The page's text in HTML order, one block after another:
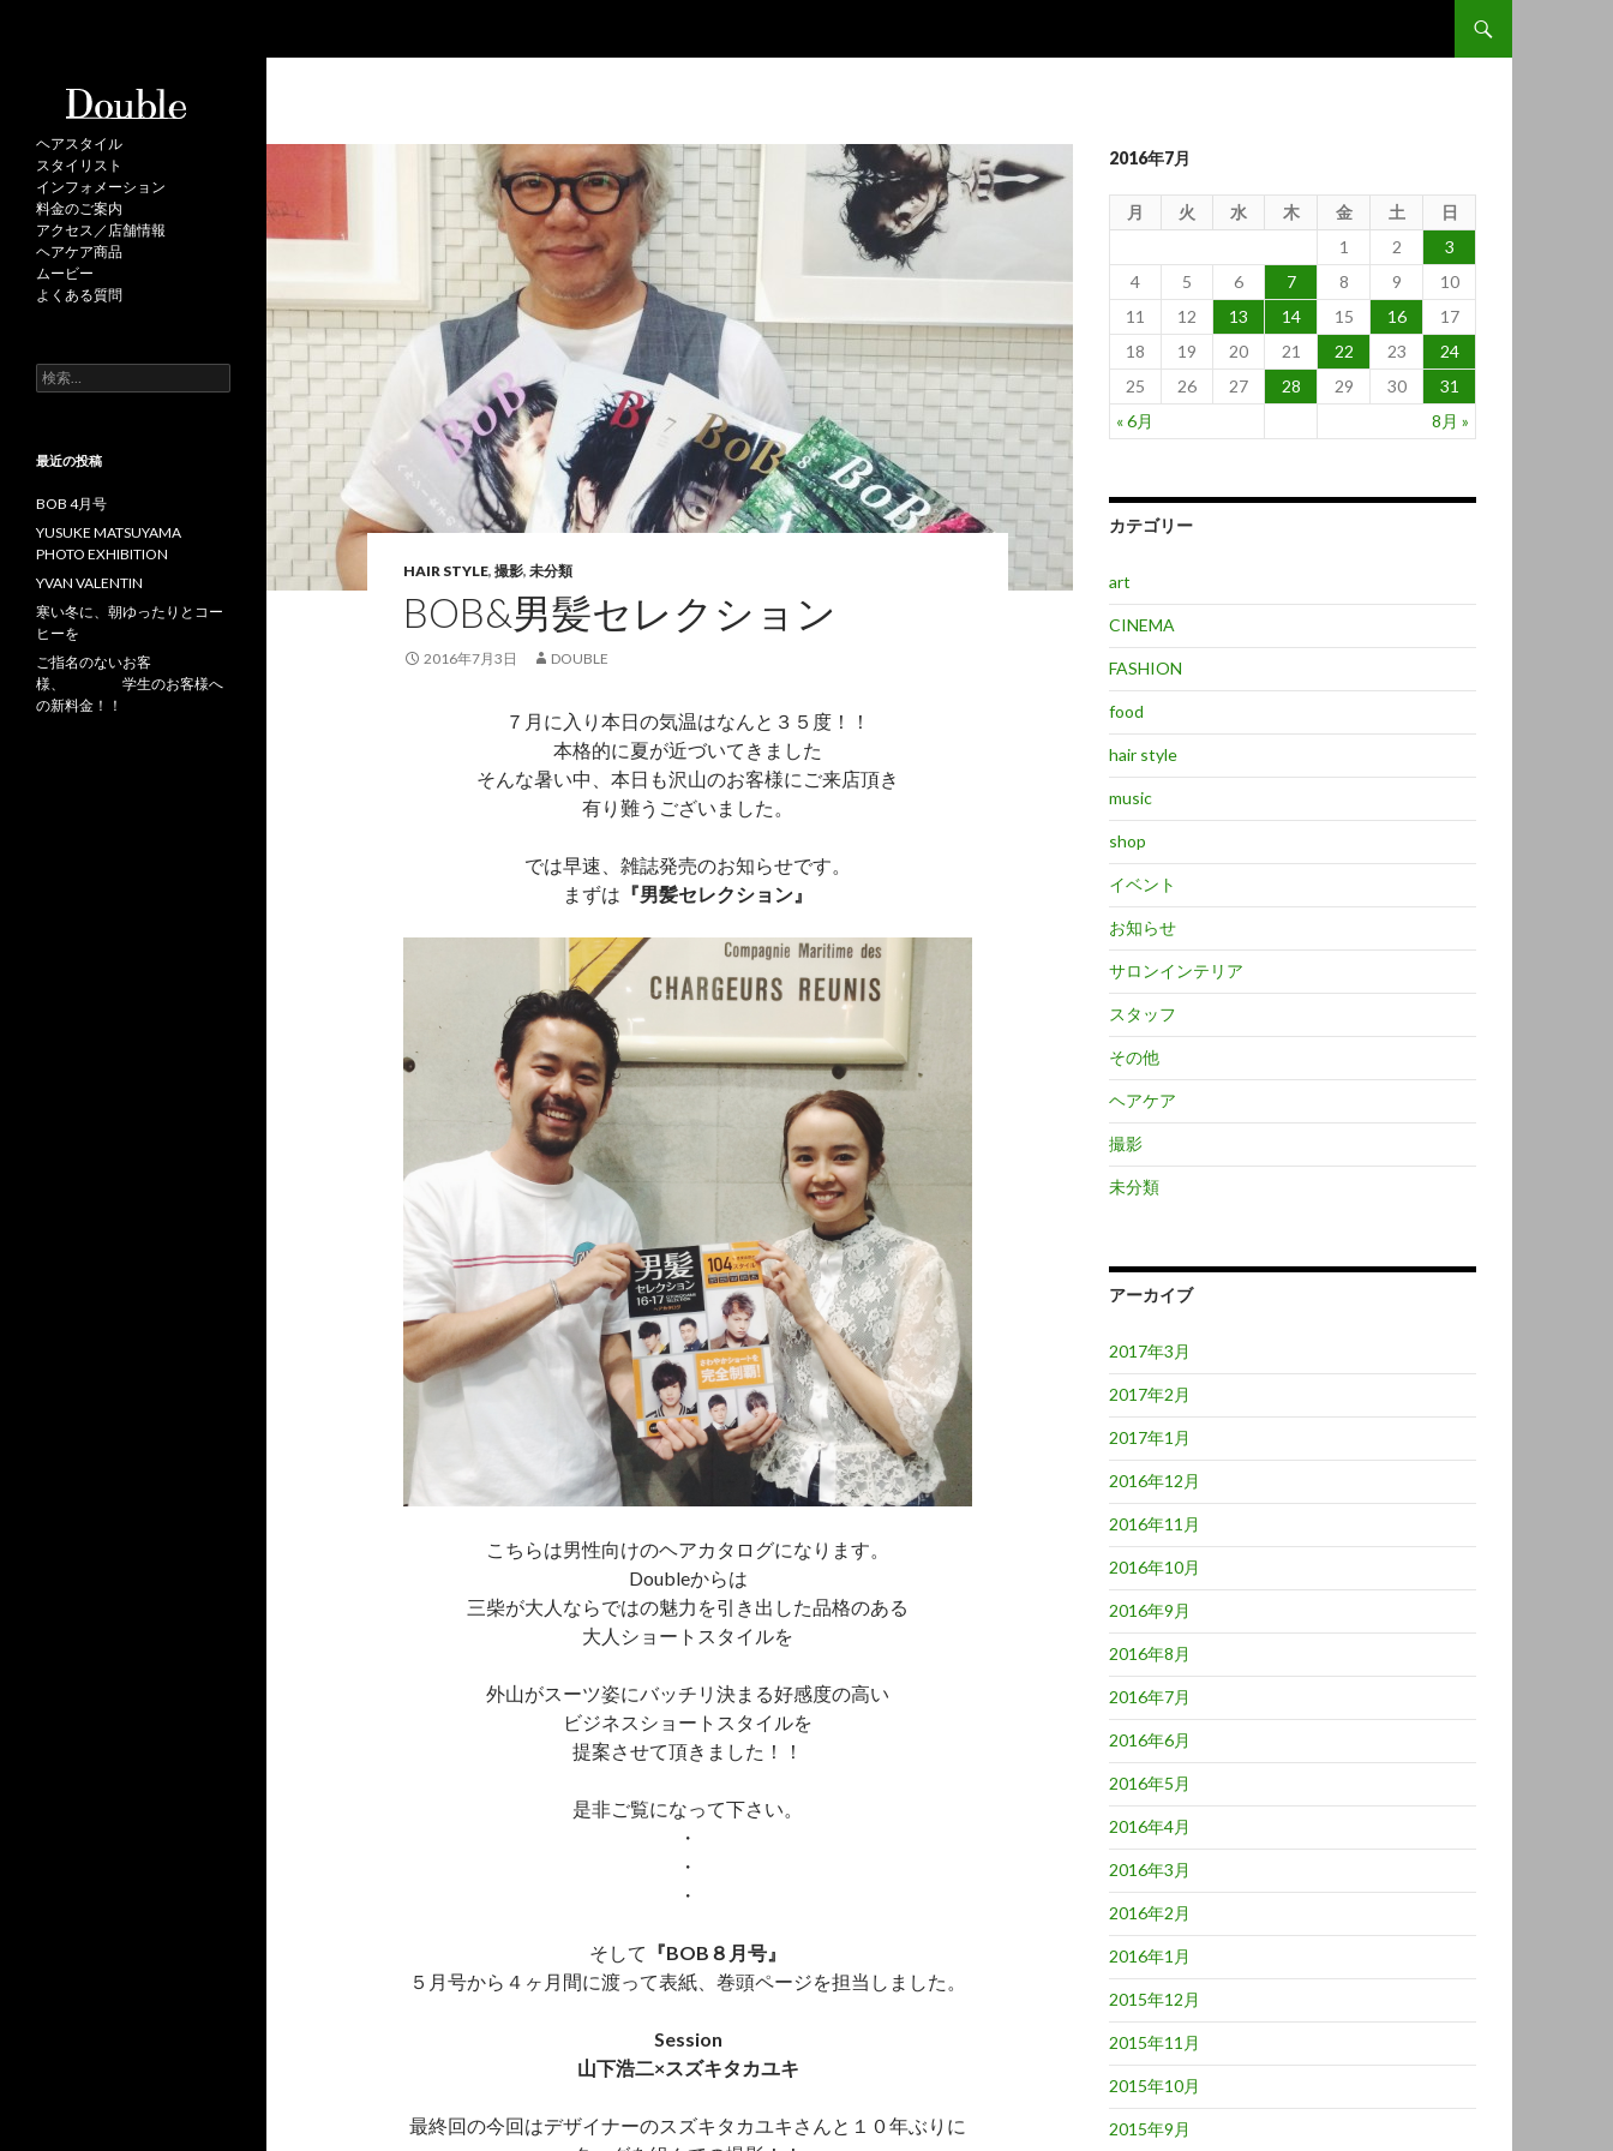
HAIR STYLE, 撮影, 未分類
BOB&男髪セレクション
2016年7月3日 DOUBLE
７月に入り本日の気温はなんと３５度！！
本格的に夏が近づいてきました
そんな暑い中、本日も沢山のお客様にご来店頂き
有り難うございました。
では早速、雑誌発売のお知らせです。
まずは 『男髪セレクション』
こちらは男性向けのヘアカタログになります。
Doubleからは
三柴が大人ならではの魅力を引き出した品格のある
大人ショートスタイルを
外山がスーツ姿にバッチリ決まる好感度の高い
ビジネスショートスタイルを
提案させて頂きました！！
是非ご覧になって下さい。
・
・
・
そして 『BOB８月号』
５月号から４ヶ月間に渡って表紙、巻頭ページを担当しました。
Session
山下浩二×スズキタカユキ
最終回の今回はデザイナーのスズキタカユキさんと１０年ぶりに
2016年7月
月 火 水 木 金 土 日
« 6月 8月 »
1 2
3
4
5 6 7 8 9
10
11
12 13 14 15 16
17
18
19 20 21 22 23
24
25
26 27 28 29 30 31
カテゴリー
art
CINEMA
FASHION
food
hair style
music
shop
イベント
お知らせ
サロンインテリア
スタッフ
その他
ヘアケア
撮影
未分類
アーカイブ
2017年3月
2017年2月
2017年1月
2016年12月
2016年11月
2016年10月
2016年9月
2016年8月
2016年7月
2016年6月
2016年5月
2016年4月
2016年3月
2016年2月
2016年1月
2015年12月
2015年11月
2015年10月
2015年9月
ヘアスタイル
スタイリスト
インフォメーション
料金のご案内
アクセス／店舗情報
ヘアケア商品
ムービー
よくある質問
検
索
最近の投稿
BOB 4月号
YUSUKE MATSUYAMA
PHOTO EXHIBITION
YVAN VALENTIN
寒い冬に、朝ゆったりとコー
ヒーを
ご指名のないお客
様、 学生のお客様へ
の新料金！！